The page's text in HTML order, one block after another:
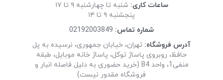
ساعات کاری: شنبه تا چهارشنبه ۹ تا ۱۷
پنجشنبه ۹ تا ۱۴
شماره تماس: 02192003849
آدرس فروشگاه: تهران، خیابان جمهوری، نرسیده به پل
حافظ، روبروی پاساژ توکل، پاساژ خانه موبایل، طبقه
منفی1، واحد B4 (خرید حضوری به دلیل فاصله انبار و
فروشگاه مقدور نیست)